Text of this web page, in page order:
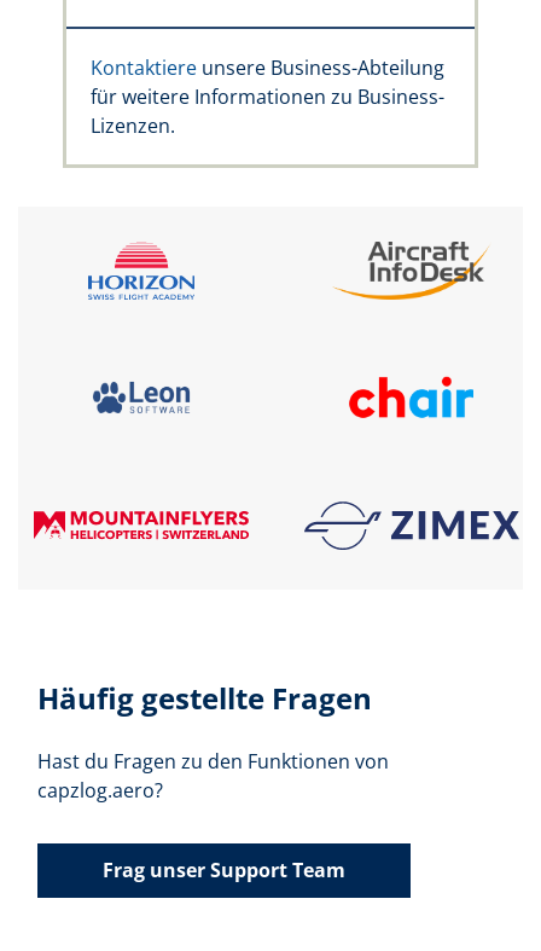
Kontaktiere unsere Business-Abteilung
für weitere Informationen zu Business-
Lizenzen.
Häufig gestellte Fragen
Hast du Fragen zu den Funktionen von
capzlog.aero?
Frag unser Support Team